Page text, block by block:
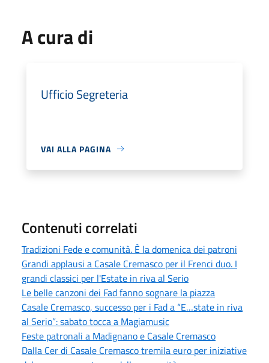
A cura di
Ufficio Segreteria
VAI ALLA PAGINA
Contenuti correlati
Tradizioni Fede e comunità. È la domenica dei patroni
Grandi applausi a Casale Cremasco per il Frenci duo. I
grandi classici per l'Estate in riva al Serio
Le belle canzoni dei Fad fanno sognare la piazza
Casale Cremasco, successo per i Fad a “E…state in riva
al Serio”: sabato tocca a Magiamusic
Feste patronali a Madignano e Casale Cremasco
Dalla Cer di Casale Cremasco tremila euro per iniziative